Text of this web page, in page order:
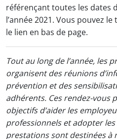
référençant toutes les dates
l’année 2021. Vous pouvez
le lien en bas de page.
Tout au long de l’année, les
organisent des réunions
prévention et des
adhérents. Ces rendez-vous
objectifs d’aider les
professionnels et adopter les
prestations sont destinées à